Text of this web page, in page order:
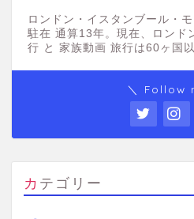
ロンドン・イスタンブール・
駐在 通算13年。現在、ロンド
行 と 家族動画 旅行は60ヶ国
＼ Follow
カテゴリー